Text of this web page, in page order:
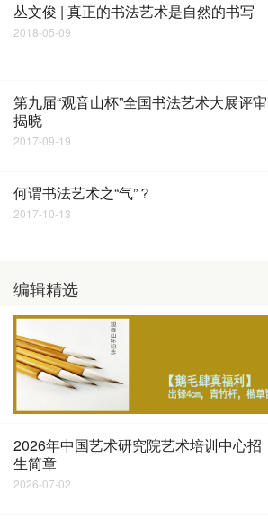
丛文俊 | 真正的书法艺术是自然的书写
2018-05-09
第九届“观音山杯”全国书法艺术大展评审
揭晓
2017-09-19
何谓书法艺术之“气”？
2017-10-13
编辑精选
2026年中国艺术研究院艺术培训中心招
生简章
2026-07-02